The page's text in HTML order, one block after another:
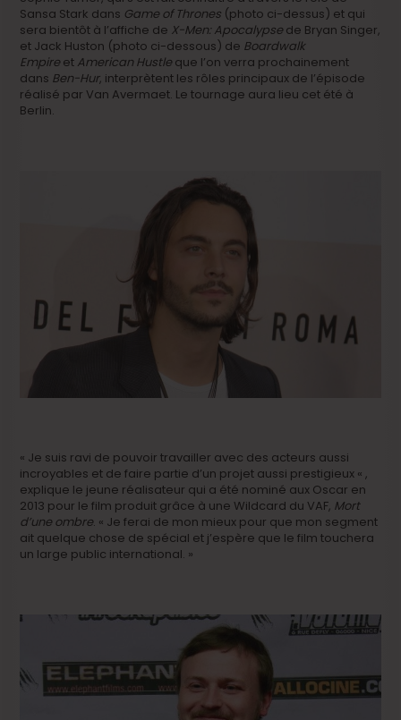
Sansa Stark dans Game of Thrones (photo ci-dessus) et qui
sera bientôt à l’affiche de X-Men: Apocalypse de Bryan Singer,
et Jack Huston (photo ci-dessous) de Boardwalk
Empire et American Hustle que l’on verra prochainement
dans Ben-Hur, interprètent les rôles principaux de l’épisode
réalisé par Van Avermaet. Le tournage aura lieu cet été à
Berlin.
« Je suis ravi de pouvoir travailler avec des acteurs aussi
incroyables et de faire partie d’un projet aussi prestigieux « ,
explique le jeune réalisateur qui a été nominé aux Oscar en
2013 pour le film produit grâce à une Wildcard du VAF, Mort
d’une ombre. « Je ferai de mon mieux pour que mon segment
ait quelque chose de spécial et j’espère que le film touchera
un large public international. »